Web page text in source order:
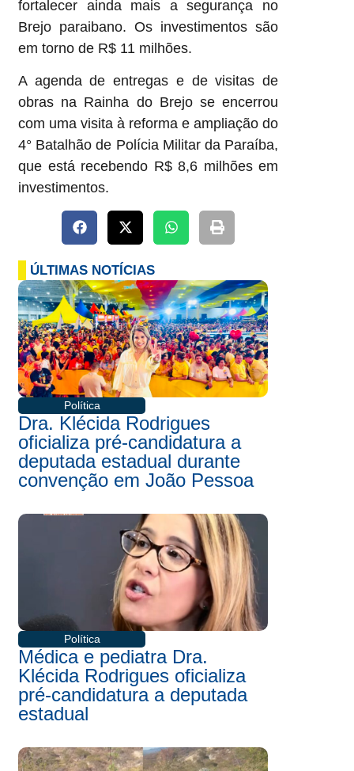
fortalecer ainda mais a segurança no
Brejo paraibano. Os investimentos são
em torno de R$ 11 milhões.
A agenda de entregas e de visitas de
obras na Rainha do Brejo se encerrou
com uma visita à reforma e ampliação do
4° Batalhão de Polícia Militar da Paraíba,
que está recebendo R$ 8,6 milhões em
investimentos.
ÚLTIMAS NOTÍCIAS
Política
Dra. Klécida Rodrigues
oficializa pré-candidatura a
deputada estadual durante
convenção em João Pessoa
Política
Médica e pediatra Dra.
Klécida Rodrigues oficializa
pré-candidatura a deputada
estadual